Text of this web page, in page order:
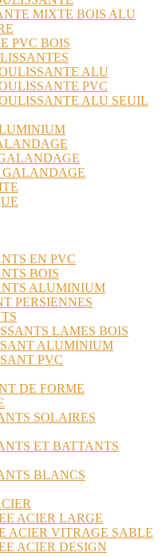
MIXTE BOIS ALU
PVC BOIS
ALU
PVC
ALU SEUIL
EN PVC
BOIS
ALUMINIUM
PERSIENNES
LAMES BOIS
ALUMINIUM
PVC
DE FORME
SOLAIRES
ET BATTANTS
BLANCS
ACIER LARGE
ACIER VITRAGE SABLE
ACIER DESIGN